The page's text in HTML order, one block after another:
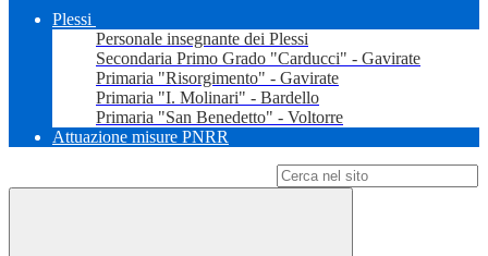
Plessi
Personale insegnante dei Plessi
Secondaria Primo Grado "Carducci" - Gavirate
Primaria "Risorgimento" - Gavirate
Primaria "I. Molinari" - Bardello
Primaria "San Benedetto" - Voltorre
Attuazione misure PNRR